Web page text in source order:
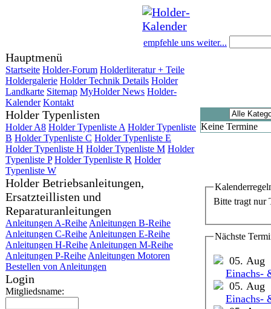
empfehle uns weiter...
Hauptmenü
Startseite Holder-Forum Holderliteratur + Teile
Holdergalerie Holder Technik Details Holder
Landkarte Sitemap MyHolder News Holder-
Kalender Kontakt
Holder Typenlisten
Holder A8 Holder Typenliste A Holder Typenliste
B Holder Typenliste C Holder Typenliste E
Holder Typenliste H Holder Typenliste M Holder
Typenliste P Holder Typenliste R Holder
Typenliste W
Holder Betriebsanleitungen,
Ersatzteillisten und
Reparaturanleitungen
Anleitungen A-Reihe Anleitungen B-Reihe
Anleitungen C-Reihe Anleitungen E-Reihe
Anleitungen H-Reihe Anleitungen M-Reihe
Anleitungen P-Reihe Anleitungen Motoren
Bestellen von Anleitungen
Login
Mitgliedsname:
Keine Termine
Bitte tragt nur
Nächste
05. Aug
Einachs-
05. Aug
Einachs-